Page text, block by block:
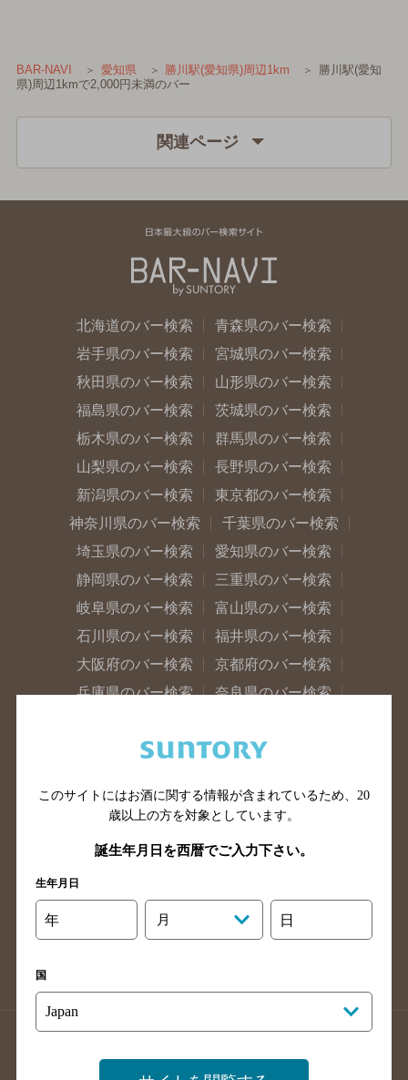
BAR-NAVI 愛知県 勝川駅(愛知県)周辺1km
勝川駅(愛知
県)周辺1kmで2,000円未満のバー
関連ページ
北海道のバー検索
青森県のバー検索
岩手県のバー検索
宮城県のバー検索
秋田県のバー検索
山形県のバー検索
福島県のバー検索
茨城県のバー検索
栃木県のバー検索
群馬県のバー検索
山梨県のバー検索
長野県のバー検索
新潟県のバー検索
東京都のバー検索
神奈川県のバー検索
千葉県のバー検索
埼玉県のバー検索
愛知県のバー検索
静岡県のバー検索
三重県のバー検索
岐阜県のバー検索
富山県のバー検索
石川県のバー検索
福井県のバー検索
大阪府のバー検索
京都府のバー検索
兵庫県のバー検索
奈良県のバー検索
広島県のバー検索
岡山県のバー検索
島根県のバー検索
徳島県のバー検索
高知県のバー検索
福岡県のバー検索
長崎県のバー検索
大分県のバー検索
熊本県のバー検索
掲載店舗様ログイン
このサイトにはお酒に関する情報が含まれているため、 20
歳以上の方を対象としています。
誕生年月日を西暦でご入力下さい。
生年月日
年 月 日
国